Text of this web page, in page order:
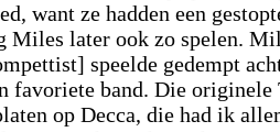
want ze hadden een
Miles later ook zo spelen.
speelde gedempt
favoriete band. Die
op Decca, die had ik